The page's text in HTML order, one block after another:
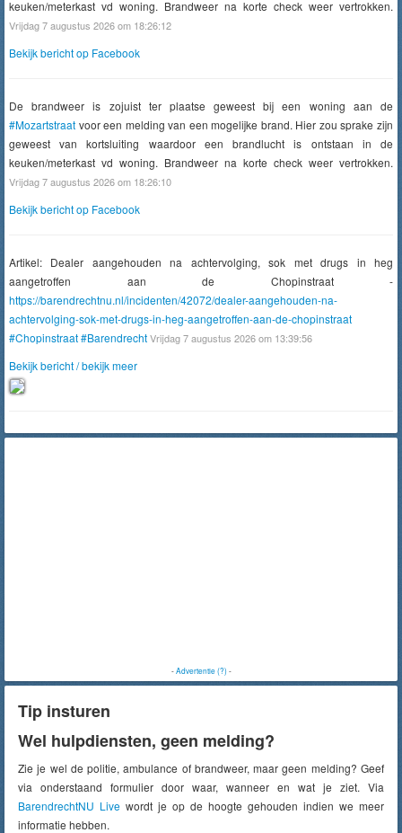
keuken/meterkast vd woning. Brandweer na korte check weer vertrokken.
Vrijdag 7 augustus 2026 om 18:26:12
Bekijk bericht op Facebook
De brandweer is zojuist ter plaatse geweest bij een woning aan de
#Mozartstraat voor een melding van een mogelijke brand. Hier zou sprake zijn
geweest van kortsluiting waardoor een brandlucht is ontstaan in de
keuken/meterkast vd woning. Brandweer na korte check weer vertrokken.
Vrijdag 7 augustus 2026 om 18:26:10
Bekijk bericht op Facebook
Artikel: Dealer aangehouden na achtervolging, sok met drugs in heg
aangetroffen aan de Chopinstraat -
https://barendrechtnu.nl/incidenten/42072/dealer-aangehouden-na-
achtervolging-sok-met-drugs-in-heg-aangetroffen-aan-de-chopinstraat
#Chopinstraat#BarendrechtVrijdag 7 augustus 2026 om 13:39:56
Bekijk bericht / bekijk meer
-Advertentie (?)-
Tip insturen
Wel hulpdiensten, geen melding?
Zie je wel de politie, ambulance of brandweer, maar geen melding? Geef
via onderstaand formulier door waar, wanneer en wat je ziet. Via
BarendrechtNU Live wordt je op de hoogte gehouden indien we meer
informatie hebben.